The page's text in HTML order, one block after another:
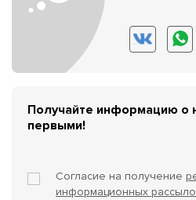
Получайте информацию о
первыми!
Согласие на получение
информационных